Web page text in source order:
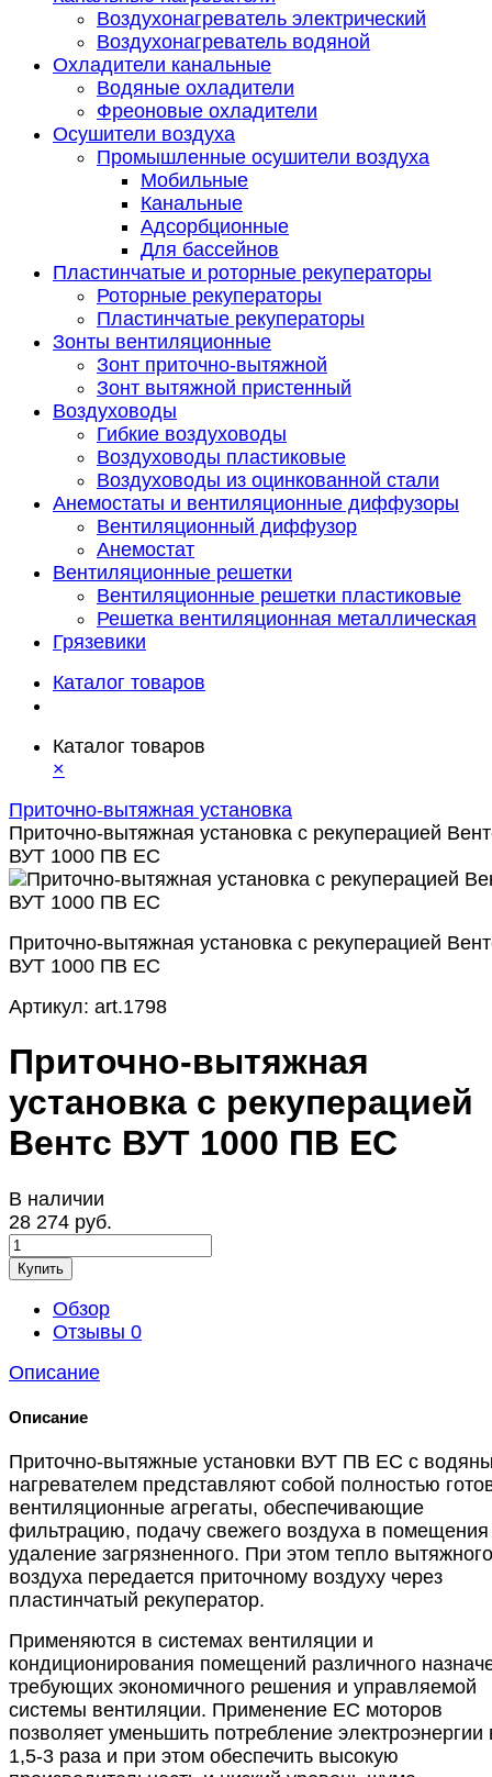
Воздухонагреватель электрический
Воздухонагреватель водяной
Охладители канальные
Водяные охладители
Фреоновые охладители
Осушители воздуха
Промышленные осушители воздуха
Мобильные
Канальные
Адсорбционные
Для бассейнов
Пластинчатые и роторные рекуператоры
Роторные рекуператоры
Пластинчатые рекуператоры
Зонты вентиляционные
Зонт приточно-вытяжной
Зонт вытяжной пристенный
Воздуховоды
Гибкие воздуховоды
Воздуховоды пластиковые
Воздуховоды из оцинкованной стали
Анемостаты и вентиляционные диффузоры
Вентиляционный диффузор
Анемостат
Вентиляционные решетки
Вентиляционные решетки пластиковые
Решетка вентиляционная металлическая
Грязевики
Каталог товаров
Каталог товаров
×
Приточно-вытяжная установка
Приточно-вытяжная установка с рекуперацией
ВУТ 1000 ПВ ЕС
Приточно-вытяжная установка с рекуперацией
ВУТ 1000 ПВ ЕС
Артикул: art.1798
Приточно-вытяжная
установка с рекуперацией
Вентс ВУТ 1000 ПВ ЕС
В наличии
28 274 руб.
Купить
Обзор
Отзывы 0
Описание
Описание
Приточно-вытяжные установки ВУТ ПВ EC с
нагревателем представляют собой полностью
вентиляционные агрегаты, обеспечивающие
фильтрацию, подачу свежего воздуха в
удаление загрязненного. При этом тепло вытяжного
воздуха передается приточному воздуху через
пластинчатый рекуператор.
Применяются в системах вентиляции и
кондиционирования помещений различного
требующих экономичного решения и управляемой
системы вентиляции. Применение ЕС моторов
позволяет уменьшить потребление электроэнергии
1,5-3 раза и при этом обеспечить высокую